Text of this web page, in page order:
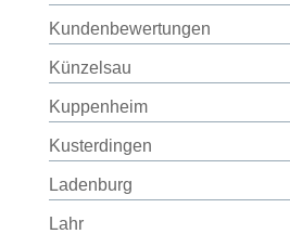
Kundenbewertungen
Künzelsau
Kuppenheim
Kusterdingen
Ladenburg
Lahr